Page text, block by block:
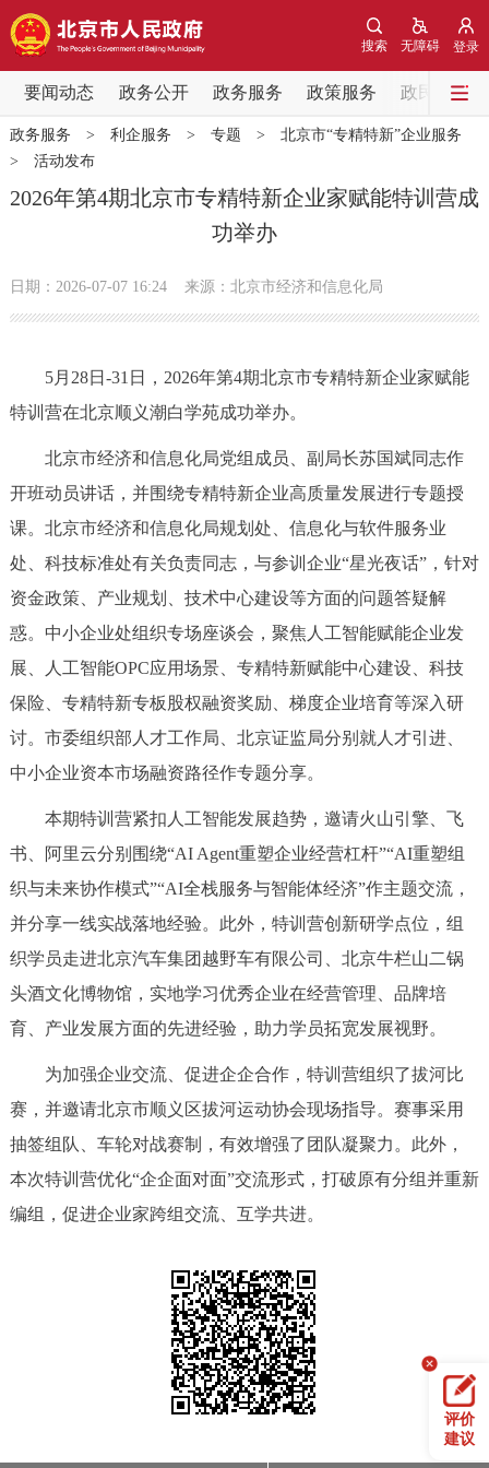
登录
无障碍
搜索
要闻动态 政务公开 政务服务 政策服务 政民互动
要闻动态
党中央精神 国务院信息 中央部委动态
北京要闻 会议信息 部门动态
市领导 机构职能 政策服务
政策兑现 政策解读 回应关切
决策公开 专题公开
政务服务
个人服务 法人服务 部门服务
便民服务 利企服务 投资项目
政民互动
12345网上接诉即办
参与调查 在线访谈 图说互动
走进北京
绿色北京 图说北京 视频北京
ENGLISH 한국어
FRANÇAIS
العربية
政务服务 > 利企服务 > 专题 > 北京市“专精特新”企业服务
> 活动发布
2026年第4期北京市专精特新企业家赋能特训营成
功举办
日期：2026-07-07 16:24 来源：北京市经济和信息化局
5月28日-31日，2026年第4期北京市专精特新企业家赋能
特训营在北京顺义潮白学苑成功举办。
北京市经济和信息化局党组成员、副局长苏国斌同志作
开班动员讲话，并围绕专精特新企业高质量发展进行专题授
课。北京市经济和信息化局规划处、信息化与软件服务业
处、科技标准处有关负责同志，与参训企业“星光夜话”，针对
资金政策、产业规划、技术中心建设等方面的问题答疑解
惑。中小企业处组织专场座谈会，聚焦人工智能赋能企业发
展、人工智能OPC应用场景、专精特新赋能中心建设、科技
保险、专精特新专板股权融资奖励、梯度企业培育等深入研
讨。市委组织部人才工作局、北京证监局分别就人才引进、
中小企业资本市场融资路径作专题分享。
本期特训营紧扣人工智能发展趋势，邀请火山引擎、飞
书、阿里云分别围绕“AI Agent重塑企业经营杠杆”“AI重塑组
织与未来协作模式”“AI全栈服务与智能体经济”作主题交流，
并分享一线实战落地经验。此外，特训营创新研学点位，组
织学员走进北京汽车集团越野车有限公司、北京牛栏山二锅
头酒文化博物馆，实地学习优秀企业在经营管理、品牌培
育、产业发展方面的先进经验，助力学员拓宽发展视野。
为加强企业交流、促进企企合作，特训营组织了拔河比
赛，并邀请北京市顺义区拔河运动协会现场指导。赛事采用
抽签组队、车轮对战赛制，有效增强了团队凝聚力。此外，
本次特训营优化“企企面对面”交流形式，打破原有分组并重新
编组，促进企业家跨组交流、互学共进。
评价
建议